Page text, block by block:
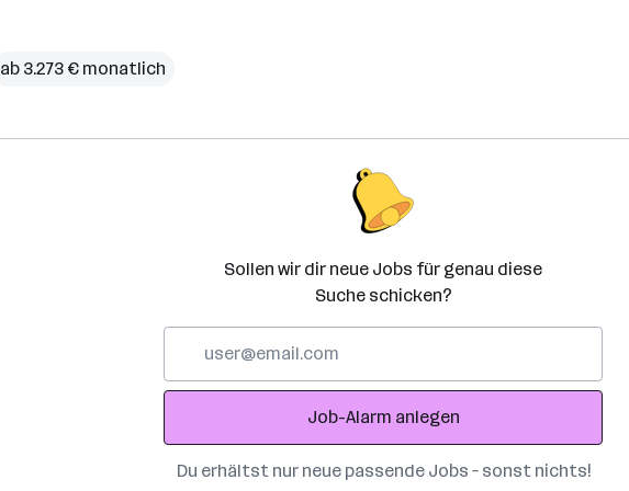
ab 3.273 € monatlich
Sollen wir dir neue Jobs für genau diese
Suche schicken?
Adresse
Job-Alarm anlegen
Du erhältst nur neue passende Jobs – sonst nichts!